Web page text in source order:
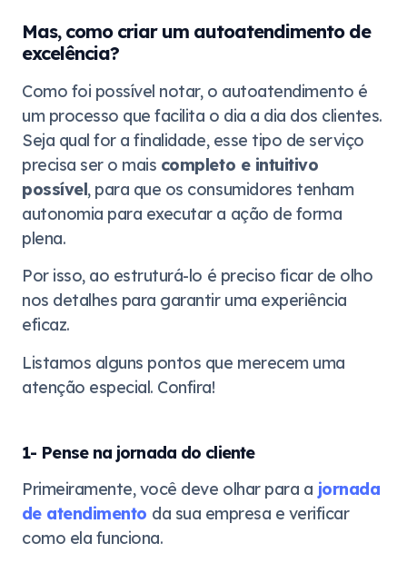
Mas, como criar um autoatendimento de
excelência?
Como foi possível notar, o autoatendimento é
um processo que facilita o dia a dia dos clientes.
Seja qual for a finalidade, esse tipo de serviço
precisa ser o mais completo e intuitivo
possível, para que os consumidores tenham
autonomia para executar a ação de forma
plena.
Por isso, ao estruturá-lo é preciso ficar de olho
nos detalhes para garantir uma experiência
eficaz.
Listamos alguns pontos que merecem uma
atenção especial. Confira!
1- Pense na jornada do cliente
Primeiramente, você deve olhar para a jornada
de atendimento da sua empresa e verificar
como ela funciona.